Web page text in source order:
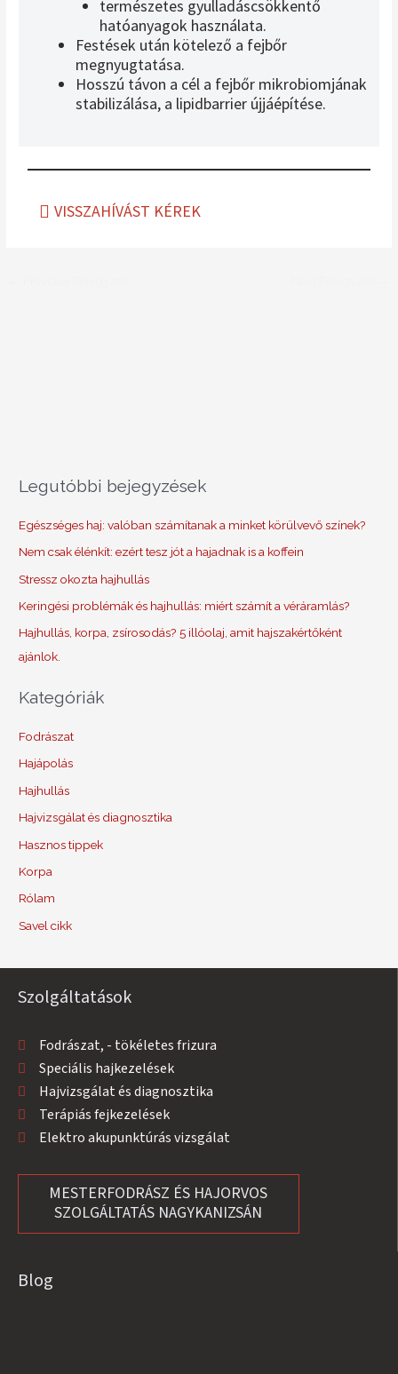
természetes gyulladáscsökkentő
hatóanyagok használata.
Festések után kötelező a fejbőr
megnyugtatása.
Hosszú távon a cél a fejbőr mikrobiomjának
stabilizálása, a lipidbarrier újjáépítése.
VISSZAHÍVÁST KÉREK
Legutóbbi bejegyzések
Egészséges haj: valóban számítanak a minket körülvevő színek?
Nem csak élénkít: ezért tesz jót a hajadnak is a koffein
Stressz okozta hajhullás
Keringési problémák és hajhullás: miért számít a véráramlás?
Hajhullás, korpa, zsírosodás? 5 illóolaj, amit hajszakértőként
ajánlok.
Kategóriák
Fodrászat
Hajápolás
Hajhullás
Hajvizsgálat és diagnosztika
Hasznos tippek
Korpa
Rólam
Savel cikk
Szolgáltatások
Fodrászat, - tökéletes frizura
Speciális hajkezelések
Hajvizsgálat és diagnosztika
Terápiás fejkezelések
Elektro akupunktúrás vizsgálat
MESTERFODRÁSZ ÉS HAJORVOS
SZOLGÁLTATÁS NAGYKANIZSÁN
Blog